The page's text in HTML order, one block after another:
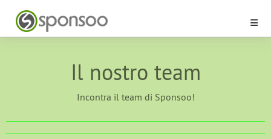
Il nostro team
Incontra il team di Sponsoo!